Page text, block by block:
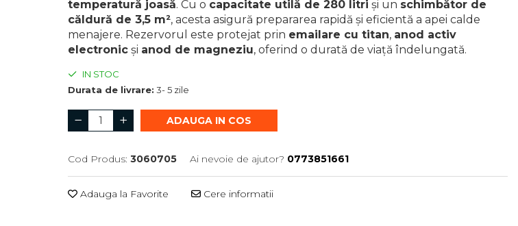
temperatură joasă. Cu o capacitate utilă de 280 litri și un schimbător de
căldură de 3,5 m², acesta asigură prepararea rapidă și eficientă a apei calde
menajere. Rezervorul este protejat prin emailare cu titan, anod activ
electronic și anod de magneziu, oferind o durată de viață îndelungată.
IN STOC
Durata de livrare: 3- 5 zile
ADAUGA IN COS
Cod Produs: 3060705 Ai nevoie de ajutor? 0773851661
Adauga la Favorite Cere informatii